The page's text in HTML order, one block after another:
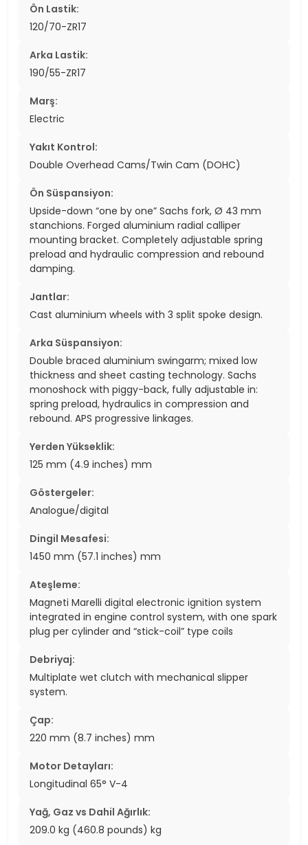
Ön Lastik:
120/70-ZR17
Arka Lastik:
190/55-ZR17
Marş:
Electric
Yakıt Kontrol:
Double Overhead Cams/Twin Cam (DOHC)
Ön Süspansiyon:
Upside-down “one by one” Sachs fork, Ø 43 mm
stanchions. Forged aluminium radial calliper
mounting bracket. Completely adjustable spring
preload and hydraulic compression and rebound
damping.
Jantlar:
Cast aluminium wheels with 3 split spoke design.
Arka Süspansiyon:
Double braced aluminium swingarm; mixed low
thickness and sheet casting technology. Sachs
monoshock with piggy-back, fully adjustable in:
spring preload, hydraulics in compression and
rebound. APS progressive linkages.
Yerden Yükseklik:
125 mm (4.9 inches) mm
Göstergeler:
Analogue/digital
Dingil Mesafesi:
1450 mm (57.1 inches) mm
Ateşleme:
Magneti Marelli digital electronic ignition system
integrated in engine control system, with one spark
plug per cylinder and “stick-coil” type coils
Debriyaj:
Multiplate wet clutch with mechanical slipper
system.
Çap:
220 mm (8.7 inches) mm
Motor Detayları:
Longitudinal 65° V-4
Yağ, Gaz vs Dahil Ağırlık:
209.0 kg (460.8 pounds) kg